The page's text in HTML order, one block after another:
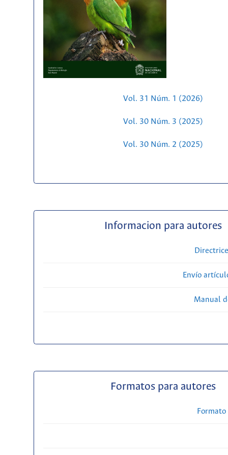
Vol. 31 Núm. 1 (2026)
Vol. 30 Núm. 3 (2025)
Vol. 30 Núm. 2 (2025)
Informacion para autores
Envío
Manual
Formatos para autores